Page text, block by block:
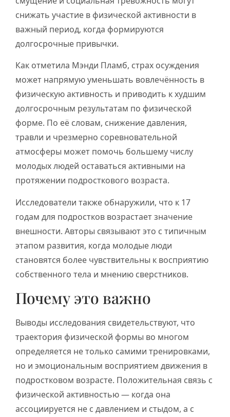
снижать участие в физической активности в
важный период, когда формируются
долгосрочные привычки.
Как отметила Мэнди Пламб, страх осуждения
может напрямую уменьшать вовлечённость в
физическую активность и приводить к худшим
долгосрочным результатам по физической
форме. По её словам, снижение давления,
травли и чрезмерно соревновательной
атмосферы может помочь большему числу
молодых людей оставаться активными на
протяжении подросткового возраста.
Исследователи также обнаружили, что к 17
годам для подростков возрастает значение
внешности. Авторы связывают это с типичным
этапом развития, когда молодые люди
становятся более чувствительны к восприятию
собственного тела и мнению сверстников.
Почему это важно
Выводы исследования свидетельствуют, что
траектория физической формы во многом
определяется не только самими тренировками,
но и эмоциональным восприятием движения в
подростковом возрасте. Положительная связь с
физической активностью — когда она
ассоциируется не с давлением и стыдом, а с